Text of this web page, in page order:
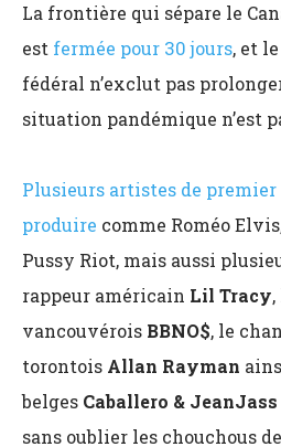
La frontière qui sépare le
est fermée pour 30 jours, et
fédéral n’exclut pas
situation pandémique n’est
Plusieurs artistes de premier
produire comme Roméo
Pussy Riot, mais aussi
rappeur américain Lil Tracy
vancouvérois BBNO$, le
torontois Allan Rayman
belges Caballero & JeanJass
sans oublier les chouchous